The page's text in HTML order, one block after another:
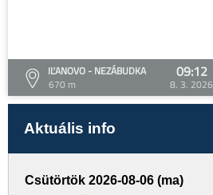
IĽANOVO - NEZÁBUDKA
670 m
09:12
8. 3. 2026
Aktuális info
Csütörtök 2026-08-06 (ma)